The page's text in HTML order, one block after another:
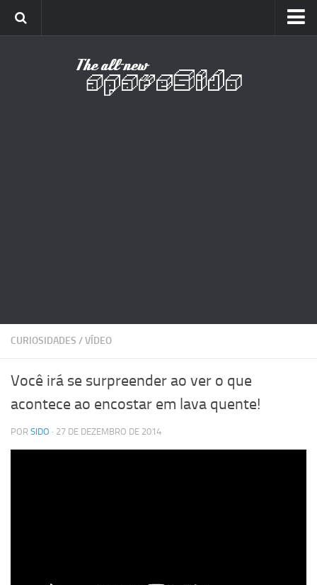
CURIOSIDADES /VÍDEO
Você irá se surpreender ao ver o que
acontece ao encostar em lava quente!
POR SIDO · 27 DE DEZEMBRO DE 2014